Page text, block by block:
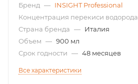
Бренд — INSIGHT Professional
Концентрация перекиси водорода
Страна бренда — Италия
Объем — 900 мл
Срок годности — 48 месяцев
Все характеристики